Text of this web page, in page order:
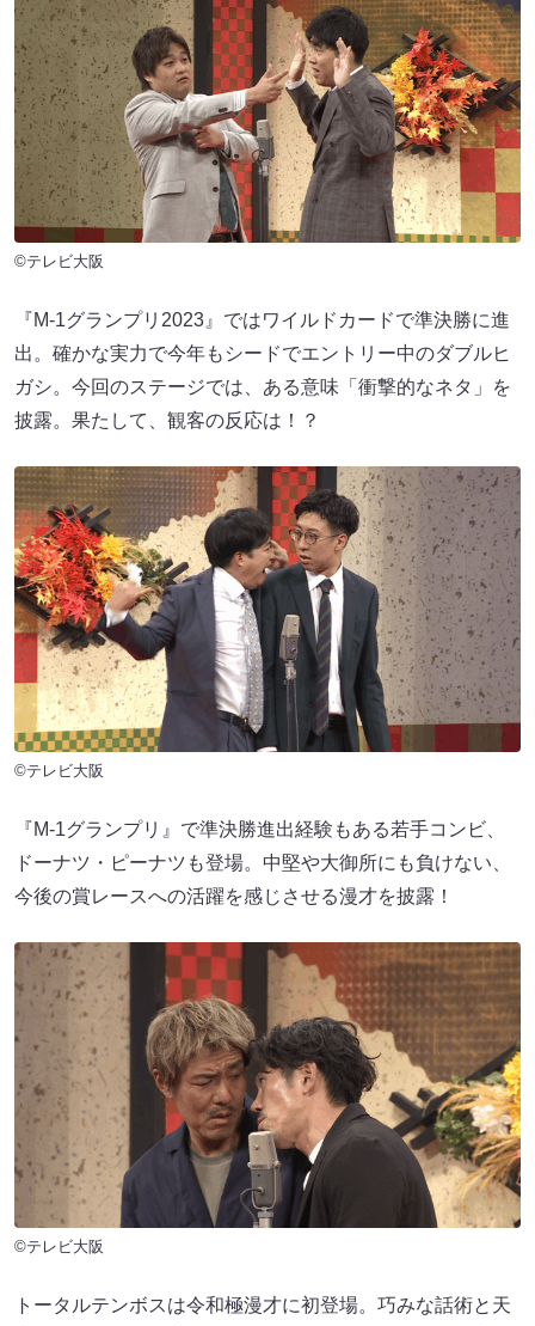
©テレビ大阪
『M-1グランプリ2023』ではワイルドカードで準決勝に進
出。確かな実力で今年もシードでエントリー中のダブルヒ
ガシ。今回のステージでは、ある意味「衝撃的なネタ」を
披露。果たして、観客の反応は！？
©テレビ大阪
『M-1グランプリ』で準決勝進出経験もある若手コンビ、
ドーナツ・ピーナツも登場。中堅や大御所にも負けない、
今後の賞レースへの活躍を感じさせる漫才を披露！
©テレビ大阪
トータルテンボスは令和極漫才に初登場。巧みな話術と天